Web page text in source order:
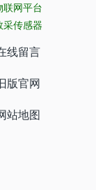
联网平台
采传感器
线留言
版官网
站地图